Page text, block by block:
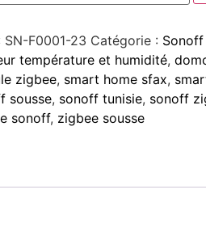
SN-F0001-23 Catégorie :
température et humidité,
zigbee, smart home sfax,
sousse, sonoff tunisie, sonoff
sonoff, zigbee sousse